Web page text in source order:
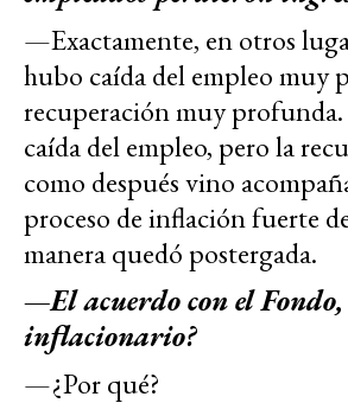
—Exactamente, en otros
hubo caída del empleo muy
recuperación muy
caída del empleo, pero la
como después vino
proceso de inflación fuerte
manera quedó postergada.
—El acuerdo con el Fondo,
inflacionario?
—¿Por qué?